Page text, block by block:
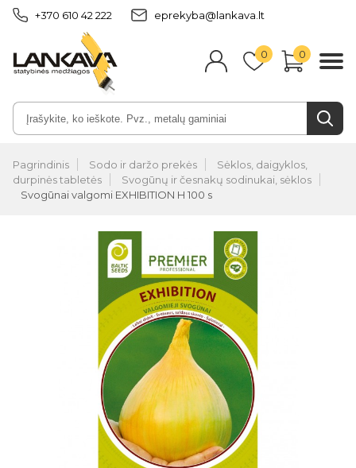
+370 610 42 222 eprekyba@lankava.lt
0 0
Pagrindinis Sodo ir daržo prekės
Sėklos, daigyklos,
durpinės tabletės
Svogūnų ir česnakų sodinukai, sėklos
Svogūnai valgomi EXHIBITION H 100 s